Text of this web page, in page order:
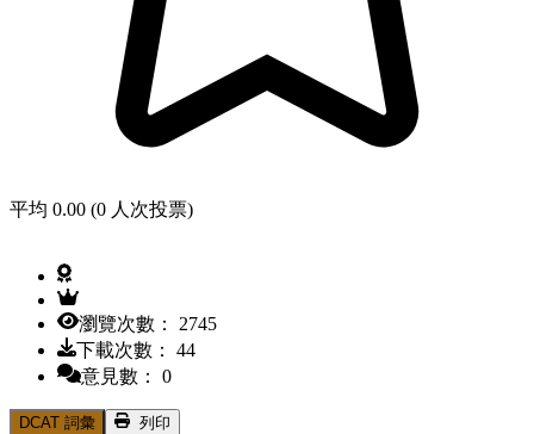
平均 0.00 (0 人次投票)
瀏覽次數： 2745
下載次數： 44
意見數： 0
DCAT 詞彙
列印